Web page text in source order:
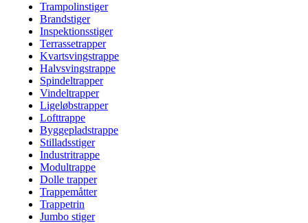
Trampolinstiger
Brandstiger
Inspektionsstiger
Terrassetrapper
Kvartsvingstrappe
Halvsvingstrappe
Spindeltrapper
Vindeltrapper
Ligeløbstrapper
Lofttrappe
Byggepladstrappe
Stilladsstiger
Industritrappe
Modultrappe
Dolle trapper
Trappemåtter
Trappetrin
Jumbo stiger